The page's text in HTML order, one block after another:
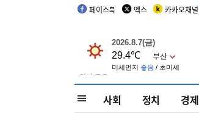
페이스북 엑스 카카오채널
사회 정치 경제